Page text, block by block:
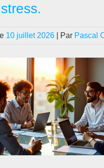
10 juillet 2026 | Par Pascal